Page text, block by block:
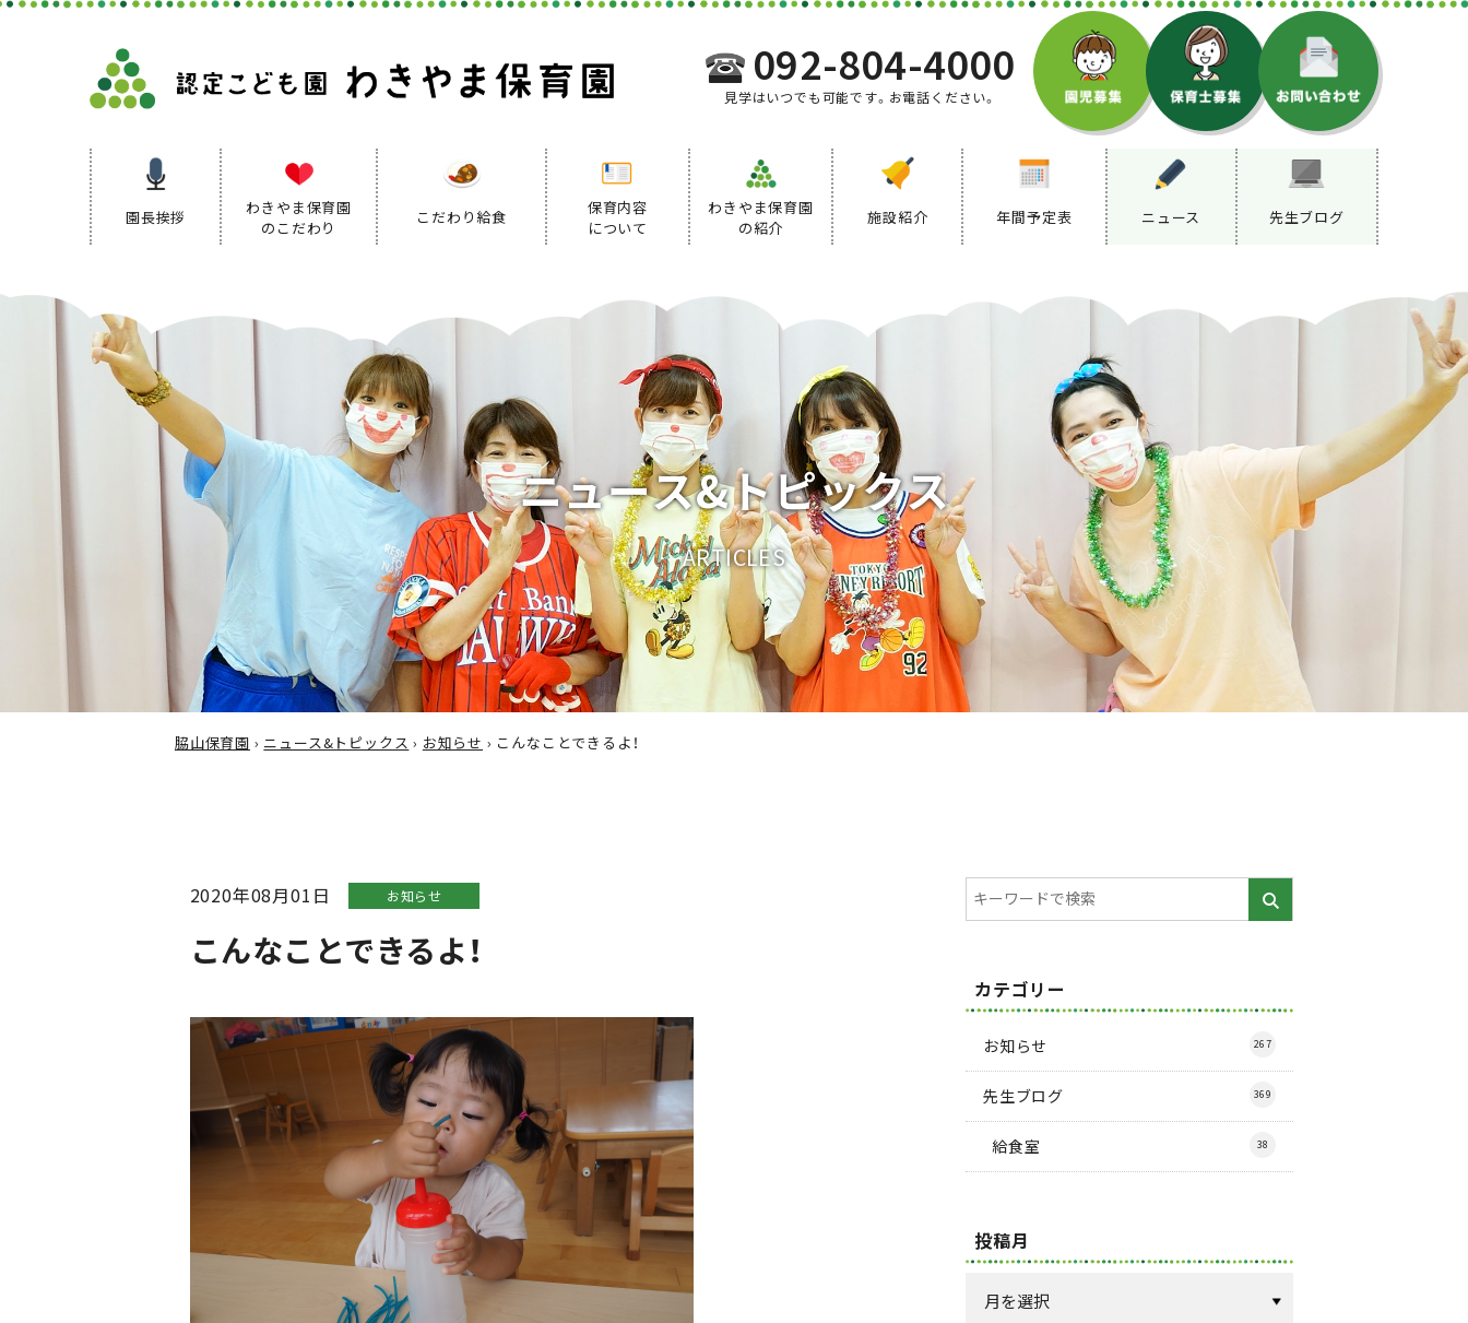
092-804-4000
見学はいつでも可能です。お電話ください。
園長挨拶
わきやま保育園
のこだわり
保育方針
保育の特色
保育方針
こだわり給食
保育内容
について
デイリープログラム
わきやま保育園
の紹介
施設紹介 年間予定表 ニュース 先生ブログ
ニュース&トピックス
ARTICLES
脇山保育園 › ニュース&トピックス › お知らせ › こんなことできるよ！
2020年08月01日 お知らせ
こんなことできるよ！
カテゴリー
お知らせ 267
先生ブログ 369
給食室 38
投稿月